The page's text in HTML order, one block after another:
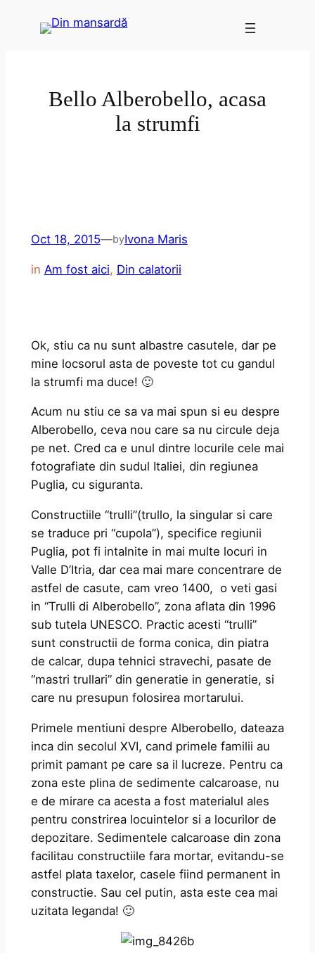
Bello Alberobello, acasa
la strumfi
Oct 18, 2015—byIvona Maris
in Am fost aici, Din calatorii
Ok, stiu ca nu sunt albastre casutele, dar pe
mine locsorul asta de poveste tot cu gandul
la strumfi ma duce! 🙂
Acum nu stiu ce sa va mai spun si eu despre
Alberobello, ceva nou care sa nu circule deja
pe net. Cred ca e unul dintre locurile cele mai
fotografiate din sudul Italiei, din regiunea
Puglia, cu siguranta.
Constructiile “trulli”(trullo, la singular si care
se traduce pri “cupola”), specifice regiunii
Puglia, pot fi intalnite in mai multe locuri in
Valle D’Itria, dar cea mai mare concentrare de
astfel de casute, cam vreo 1400, o veti gasi
in “Trulli di Alberobello”, zona aflata din 1996
sub tutela UNESCO. Practic acesti “trulli”
sunt constructii de forma conica, din piatra
de calcar, dupa tehnici stravechi, pasate de
“mastri trullari” din generatie in generatie, si
care nu presupun folosirea mortarului.
Primele mentiuni despre Alberobello, dateaza
inca din secolul XVI, cand primele familii au
primit pamant pe care sa il lucreze. Pentru ca
zona este plina de sedimente calcaroase, nu
e de mirare ca acesta a fost materialul ales
pentru constrirea locuintelor si a locurilor de
depozitare. Sedimentele calcaroase din zona
facilitau constructiile fara mortar, evitandu-se
astfel plata taxelor, casele fiind permanent in
constructie. Sau cel putin, asta este cea mai
uzitata leganda! 🙂